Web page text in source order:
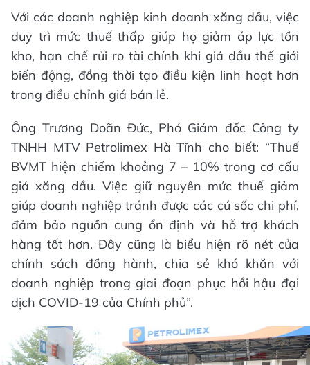
Với các doanh nghiệp kinh doanh xăng dầu, việc
duy trì mức thuế thấp giúp họ giảm áp lực tồn
kho, hạn chế rủi ro tài chính khi giá dầu thế giới
biến động, đồng thời tạo điều kiện linh hoạt hơn
trong điều chỉnh giá bán lẻ.
Ông Trương Doãn Đức, Phó Giám đốc Công ty
TNHH MTV Petrolimex Hà Tĩnh cho biết: “Thuế
BVMT hiện chiếm khoảng 7 – 10% trong cơ cấu
giá xăng dầu. Việc giữ nguyên mức thuế giảm
giúp doanh nghiệp tránh được các cú sốc chi phí,
đảm bảo nguồn cung ổn định và hỗ trợ khách
hàng tốt hơn. Đây cũng là biểu hiện rõ nét của
chính sách đồng hành, chia sẻ khó khăn với
doanh nghiệp trong giai đoạn phục hồi hậu đại
dịch COVID-19 của Chính phủ”.